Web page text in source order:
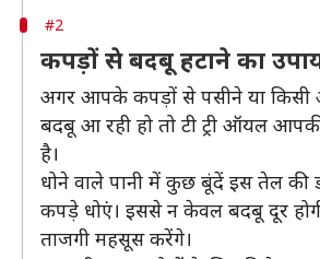
#2
कपड़ों से बदबू हटाने का
अगर आपके कपड़ों से पसीने या किसी
बदबू आ रही हो तो टी ट्री ऑयल
है।
धोने वाले पानी में कुछ बूंदें इस तेल की
कपड़े धोएं। इससे न केवल बदबू दूर
ताजगी महसूस करेंगे।